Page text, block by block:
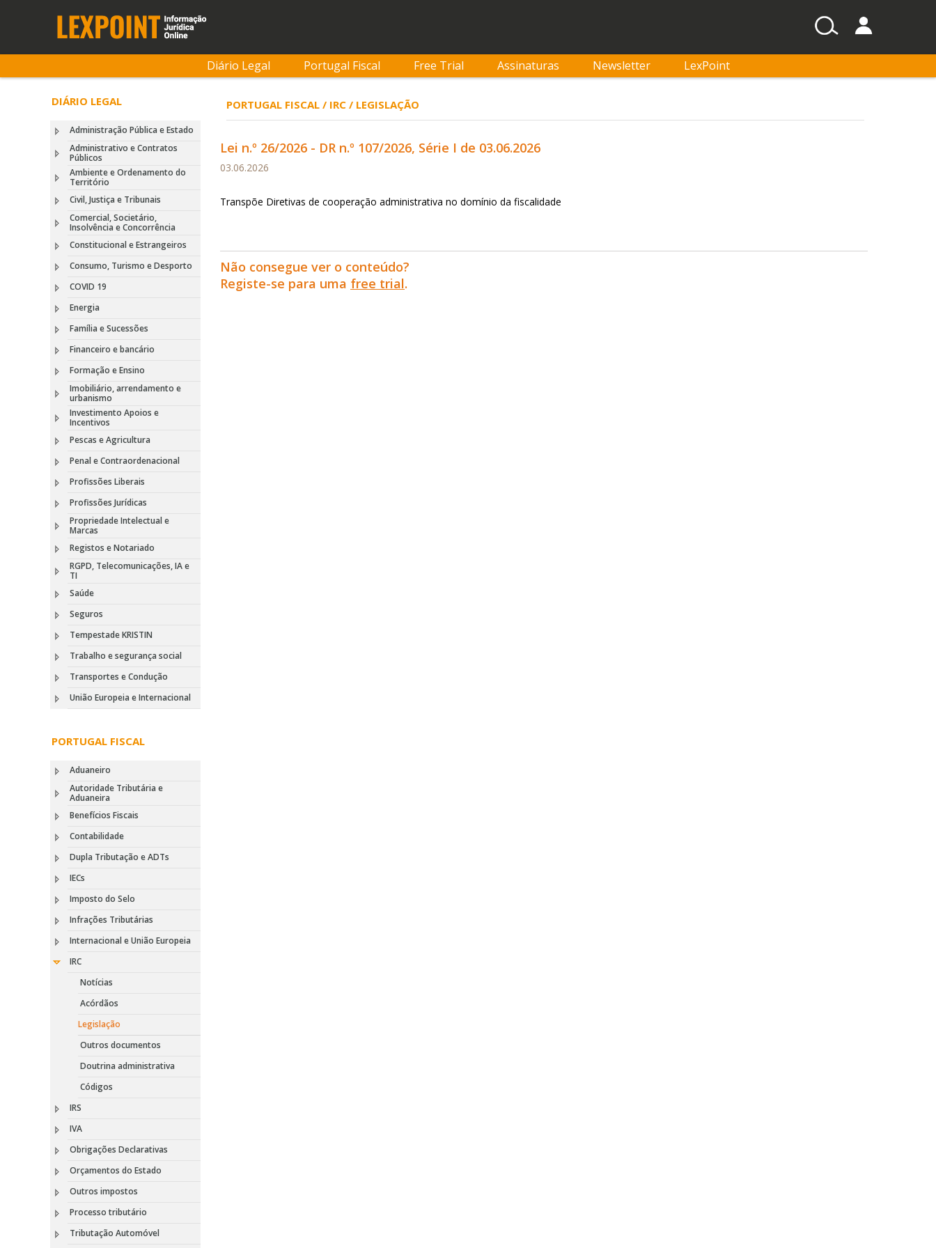
Diário Legal Portugal Fiscal Free Trial Assinaturas Newsletter LexPoint
DIÁRIO LEGAL
Administração Pública e Estado
Administrativo e Contratos
Públicos
Ambiente e Ordenamento do
Território
Civil, Justiça e Tribunais
Comercial, Societário,
Insolvência e Concorrência
Constitucional e Estrangeiros
Consumo, Turismo e Desporto
COVID 19
Energia
Família e Sucessões
Financeiro e bancário
Formação e Ensino
Imobiliário, arrendamento e
urbanismo
Investimento Apoios e
Incentivos
Pescas e Agricultura
Penal e Contraordenacional
Profissões Liberais
Profissões Jurídicas
Propriedade Intelectual e
Marcas
Registos e Notariado
RGPD, Telecomunicações, IA e
TI
Saúde
Seguros
Tempestade KRISTIN
Trabalho e segurança social
Transportes e Condução
União Europeia e Internacional
PORTUGAL FISCAL
Aduaneiro
Autoridade Tributária e
Aduaneira
Benefícios Fiscais
Contabilidade
Dupla Tributação e ADTs
IECs
Imposto do Selo
Infrações Tributárias
Internacional e União Europeia
IRC
Notícias
Acórdãos
Legislação
Outros documentos
Doutrina administrativa
Códigos
IRS
IVA
Obrigações Declarativas
Orçamentos do Estado
Outros impostos
Processo tributário
Tributação Automóvel
PORTUGAL FISCAL / IRC / LEGISLAÇÃO
Lei n.º 26/2026 - DR n.º 107/2026, Série I de 03.06.2026
03.06.2026
Transpõe Diretivas de cooperação administrativa no domínio da fiscalidade
Não consegue ver o conteúdo?
Registe-se para uma free trial.